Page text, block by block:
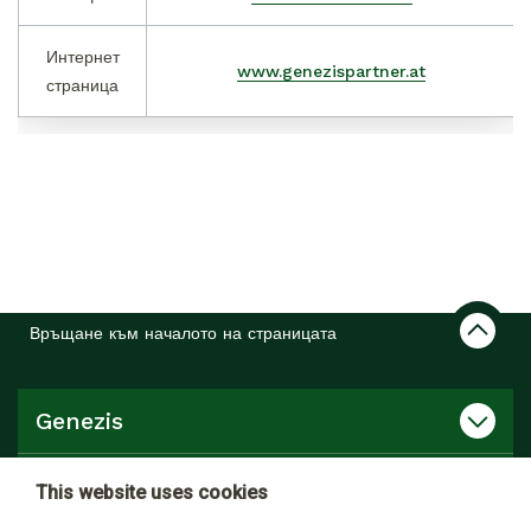
This website uses cookies
Интернет
страница
www.genezispartner.at
Връщане към началото на страницата
Genezis
Продукти, услуги